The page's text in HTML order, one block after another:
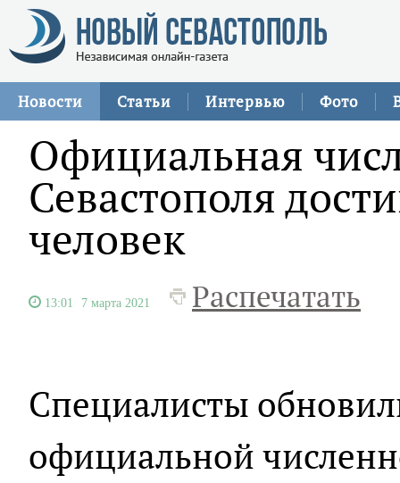
Новости Статьи Интервью Фото
Официальная
Севастополя
человек
13:01 7 марта 2021 Распечатать
Специалисты
официальной